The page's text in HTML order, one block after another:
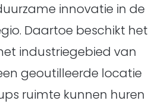
innovatie in de
Daartoe beschikt het
industriegebied van
geoutilleerde locatie
ruimte kunnen huren